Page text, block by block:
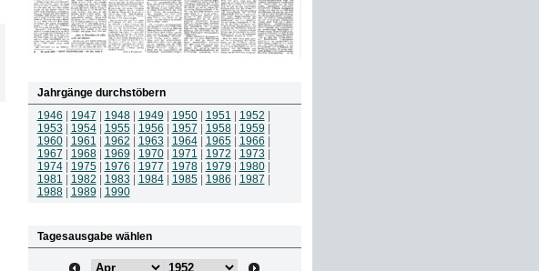
Jahrgänge durchstöbern
1946
1947 1948| 1949 1950| 1951 1952
1953
1954| 1955| 1956 1957 1958| 1959
1960| 1961 1962 1963 1964| 1965| 1966
1967
1968| 1969 1970| 1971 1972 1973
1974| 1975| 1976 1977 1978| 1979 1980|
1981
1982 1983 1984| 1985| 1986 1987
1988| 1989 1990
Tagesausgabe wählen